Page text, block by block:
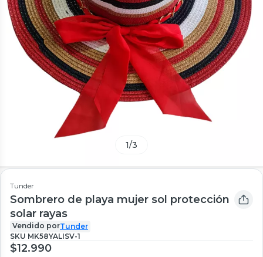
1/3
Tunder
Sombrero de playa mujer sol protección
solar rayas
Vendido porTunder
SKU MK58YALISV-1
$12.990